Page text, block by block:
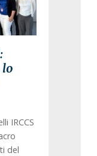
lo
IRCCS
del